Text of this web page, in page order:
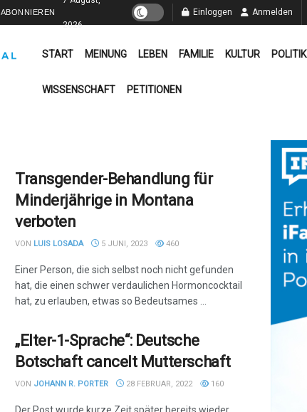
ABONNIEREN
2026
Einloggen Anmelden
START MEINUNG LEBEN FAMILIE KULTUR POLITIK
WISSENSCHAFT PETITIONEN
Transgender-Behandlung für
Minderjährige in Montana
verboten
VON LUIS LOSADA 5 JUNI, 2023 460
Einer Person, die sich selbst noch nicht gefunden
hat, die einen schwer verdaulichen Hormoncocktail
hat, zu erlauben, etwas so Bedeutsames ...
„Elter-1-Sprache“: Deutsche
Botschaft cancelt Mutterschaft
VON JOHANN R. PORTER 28 FEBRUAR, 2022 160